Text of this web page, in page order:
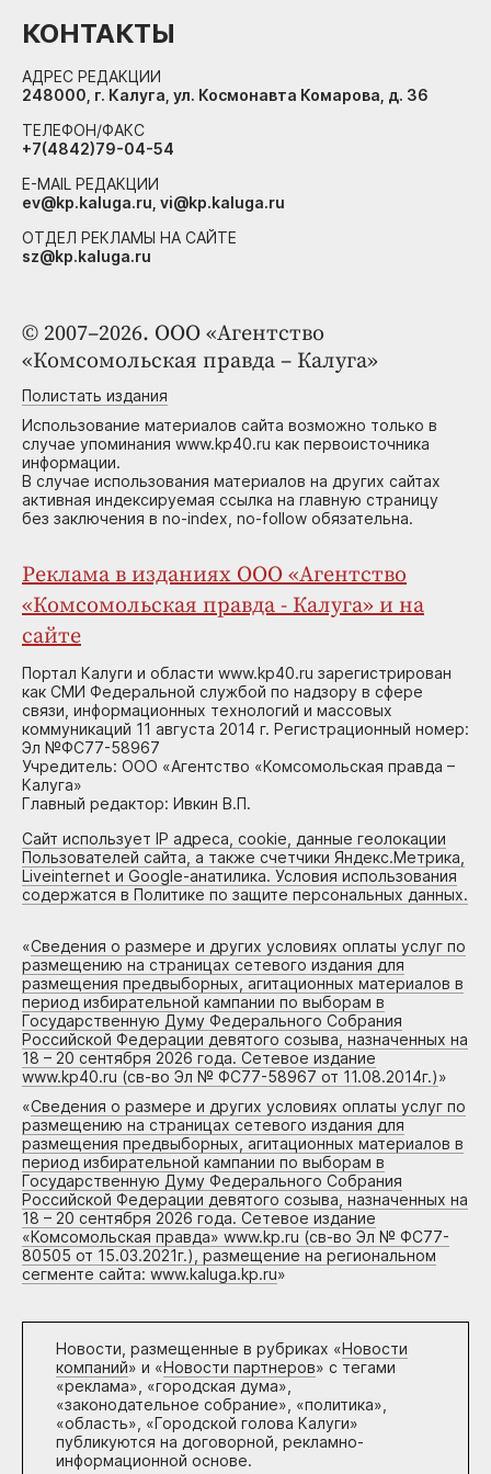
© 2007–2026. ООО «Агентство
«Комсомольская правда – Калуга»
Полистать издания
Использование материалов сайта возможно только в
случае упоминания www.kp40.ru как первоисточника
информации.
В случае использования материалов на других сайтах
активная индексируемая ссылка на главную страницу
без заключения в no-index, no-follow обязательна.
Реклама в изданиях ООО «Агентство
«Комсомольская правда - Калуга» и на
сайте
Портал Калуги и области www.kp40.ru зарегистрирован
как СМИ Федеральной службой по надзору в сфере
связи, информационных технологий и массовых
коммуникаций 11 августа 2014 г. Регистрационный номер:
Эл №ФС77-58967
Учредитель: ООО «Агентство «Комсомольская правда –
Калуга»
Главный редактор: Ивкин В.П.
Сайт использует IP адреса, cookie, данные геолокации
Пользователей сайта, а также счетчики Яндекс.Метрика,
Liveinternet и Google-анатилика. Условия использования
содержатся в Политике по защите персональных данных.
«Сведения о размере и других условиях оплаты услуг по
размещению на страницах сетевого издания для
размещения предвыборных, агитационных материалов в
период избирательной кампании по выборам в
Государственную Думу Федерального Собрания
Российской Федерации девятого созыва, назначенных на
18 – 20 сентября 2026 года. Сетевое издание
www.kp40.ru (св-во Эл № ФС77-58967 от 11.08.2014г.)»
«Сведения о размере и других условиях оплаты услуг по
размещению на страницах сетевого издания для
размещения предвыборных, агитационных материалов в
период избирательной кампании по выборам в
Государственную Думу Федерального Собрания
Российской Федерации девятого созыва, назначенных на
18 – 20 сентября 2026 года. Сетевое издание
«Комсомольская правда» www.kp.ru (св-во Эл № ФС77-
80505 от 15.03.2021г.), размещение на региональном
сегменте сайта: www.kaluga.kp.ru»
Новости, размещенные в рубриках «Новости
компаний» и «Новости партнеров» с тегами
«реклама», «городская дума»,
«законодательное собрание», «политика»,
«область», «Городской голова Калуги»
публикуются на договорной, рекламно-
информационной основе.
КОНТАКТЫ
АДРЕС РЕДАКЦИИ
248000, г. Калуга, ул. Космонавта Комарова, д. 36
ТЕЛЕФОН/ФАКС
+7(4842)79-04-54
E-MAIL РЕДАКЦИИ
ev@kp.kaluga.ru, vi@kp.kaluga.ru
ОТДЕЛ РЕКЛАМЫ НА САЙТЕ
sz@kp.kaluga.ru